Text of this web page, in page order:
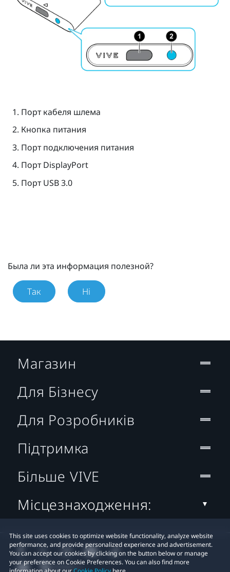
Порт кабеля шлема
Кнопка питания
Порт подключения питания
ПортDisplayPort
Порт USB 3.0
Была ли эта информация полезной?
Так Ні
This site uses cookies to optimize website functionality, analyze website
performance, and provide personalized experience and advertisement.
You can accept our cookies by clicking on the button below or manage
your preference on Cookie Preferences. You can also find more
Магазин
Для Бізнесу
Для Розробників
Підтримка
Більше VIVE
Місцезнаходження: